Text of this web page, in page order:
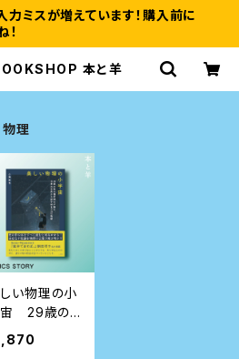
力ミスが増えています！購入前に
！
本と羊
物理
い物理の小
29歳の東
学博士が語
、日常の世界